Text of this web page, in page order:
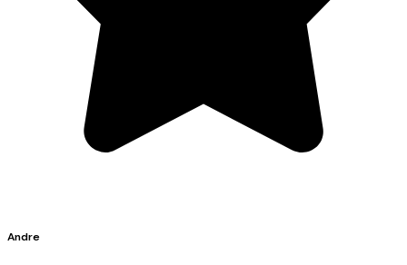
Andre